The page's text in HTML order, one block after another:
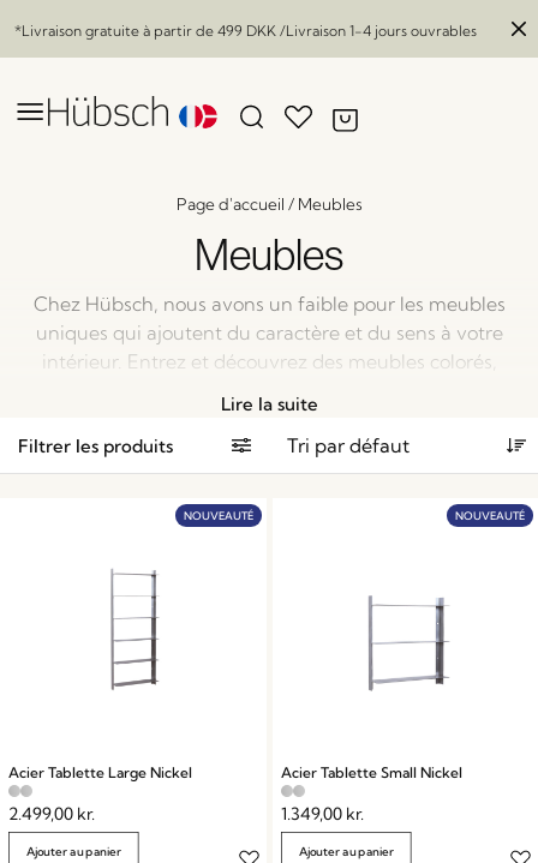
*Livraison gratuite à partir de 499 DKK /Livraison 1-4 jours ouvrables
Page d'accueil / Meubles
Meubles
Chez Hübsch, nous avons un faible pour les meubles
uniques qui ajoutent du caractère et du sens à votre
intérieur. Entrez et découvrez des meubles colorés,
qui offrent un savoir-faire artisanal unique. Entrez,
installez-vous et observez la beauté de ces pièces de
mobilier.
Lire la suite
Filtrer les produits
NOUVEAUTÉ
Acier Tablette Large Nickel
2.499,00 kr.
Ajouter au panier
NOUVEAUTÉ
Acier Tablette Small Nickel
1.349,00 kr.
Ajouter au panier